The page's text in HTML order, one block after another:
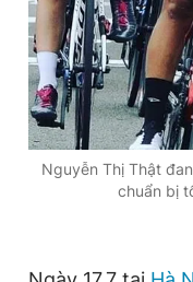
Nguyễn Thị Thật
chuẩn bị